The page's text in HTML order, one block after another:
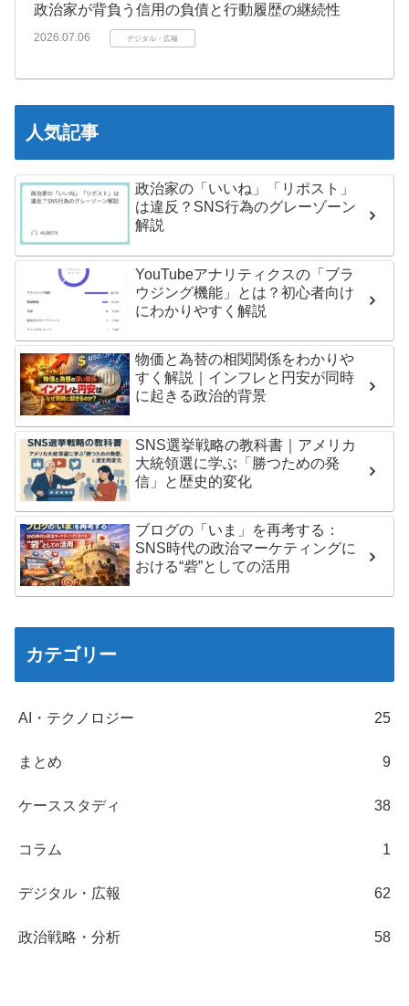
政治家が背負う信用の負債と行動履歴の継続性
2026.07.06 デジタル・広報
人気記事
政治家の「いいね」「リポスト」
は違反？SNS行為のグレーゾーン
解説
YouTubeアナリティクスの「ブラ
ウジング機能」とは？初心者向け
にわかりやすく解説
物価と為替の相関関係をわかりや
すく解説｜インフレと円安が同時
に起きる政治的背景
SNS選挙戦略の教科書｜アメリカ
大統領選に学ぶ「勝つための発
信」と歴史的変化
ブログの「いま」を再考する：
SNS時代の政治マーケティングに
おける“砦”としての活用
カテゴリー
AI・テクノロジー 25
まとめ 9
ケーススタディ 38
コラム 1
デジタル・広報 62
政治戦略・分析 58